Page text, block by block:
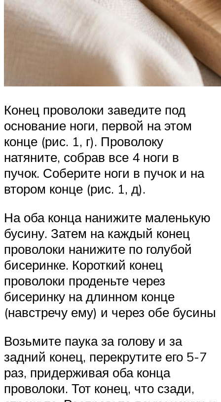
Конец проволоки заведите под
основание ноги, первой на этом
конце (рис. 1, г). Проволоку
натяните, собрав все 4 ноги в
пучок. Соберите ноги в пучок и на
втором конце (рис. 1, д).
На оба конца нанижите маленькую
бусину. Затем на каждый конец
проволоки нанижите по голубой
бисеринке. Короткий конец
проволоки проденьте через
бисеринку на длинном конце
(навстречу ему) и через обе бусины
Возьмите паука за голову и за
задний конец, перекрутите его 5-7
раз, придерживая оба конца
проволоки. Тот конец, что сзади,